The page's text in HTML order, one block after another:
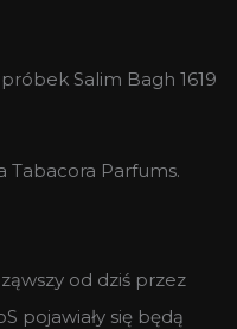
Salim Bagh 1619
Parfums.
od dziś przez
pojawiały się będą